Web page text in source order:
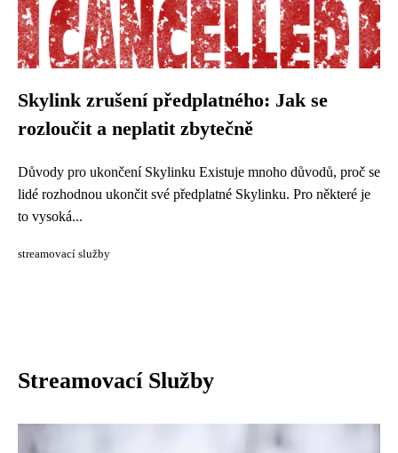
Skylink zrušení předplatného: Jak se
rozloučit a neplatit zbytečně
Důvody pro ukončení Skylinku Existuje mnoho důvodů, proč se
lidé rozhodnou ukončit své předplatné Skylinku. Pro některé je
to vysoká...
streamovací služby
Streamovací Služby